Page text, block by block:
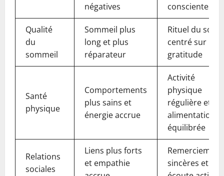
négatives
conscientes
Qualité
du
sommeil
Sommeil plus
long et plus
réparateur
Rituel du soir
centré sur la
gratitude
Santé
physique
Comportements
plus sains et
énergie accrue
Activité
physique
régulière et
alimentation
équilibrée
Relations
sociales
Liens plus forts
et empathie
sincères et